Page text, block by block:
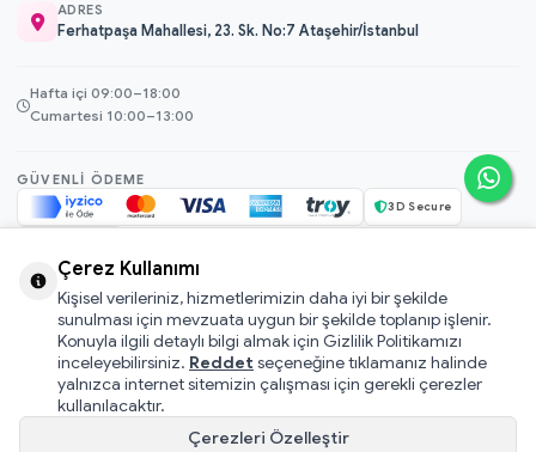
ADRES
Ferhatpaşa Mahallesi, 23. Sk. No:7 Ataşehir/İstanbul
Hafta içi 09:00–18:00
Cumartesi 10:00–13:00
GÜVENLI ÖDEME
3D Secure
© 2026 Mamacı Teyze · Nurşen ve ekibi ile birlikte ile hazırlandı.
Mesafeli Satış Sözleşmesi
Pati Puan Kazanma Koşulları
Gizlilik ve Çerez Politikası
KVKK Aydınlatma Metni
Çerez Kullanımı
Kişisel verileriniz, hizmetlerimizin daha iyi bir şekilde
sunulması için mevzuata uygun bir şekilde toplanıp işlenir.
Konuyla ilgili detaylı bilgi almak için Gizlilik Politikamızı
inceleyebilirsiniz. Reddet seçeneğine tıklamanız halinde
yalnızca internet sitemizin çalışması için gerekli çerezler
kullanılacaktır.
Çerezleri Özelleştir